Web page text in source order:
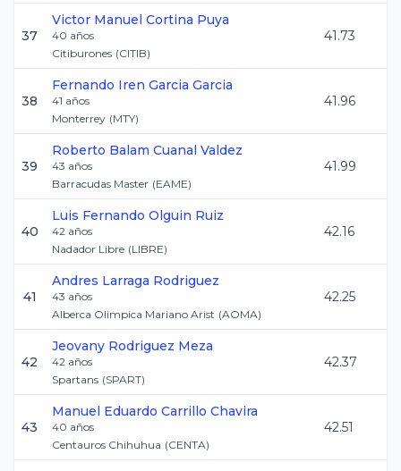
37
Victor Manuel Cortina Puya
40 años
Citiburones (CITIB)
41.73
38
Fernando Iren Garcia Garcia
41 años
Monterrey (MTY)
41.96
39
Roberto Balam Cuanal Valdez
43 años
Barracudas Master (EAME)
41.99
40
Luis Fernando Olguin Ruiz
42 años
Nadador Libre (LIBRE)
42.16
41
Andres Larraga Rodriguez
43 años
Alberca Olimpica Mariano Arist (AOMA)
42.25
42
Jeovany Rodriguez Meza
42 años
Spartans (SPART)
42.37
43
Manuel Eduardo Carrillo Chavira
40 años
Centauros Chihuhua (CENTA)
42.51